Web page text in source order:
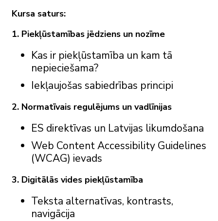
Kursa saturs:
1. Piekļūstamības jēdziens un nozīme
Kas ir piekļūstamība un kam tā
nepieciešama?
Iekļaujošas sabiedrības principi
2. Normatīvais regulējums un vadlīnijas
ES direktīvas un Latvijas likumdošana
Web Content Accessibility Guidelines
(WCAG) ievads
3. Digitālās vides piekļūstamība
Teksta alternatīvas, kontrasts,
navigācija